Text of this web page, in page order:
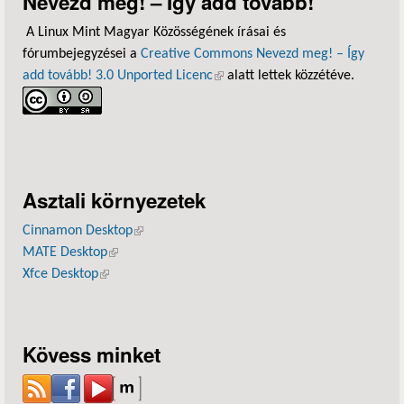
A Linux Mint Magyar Közösségének írásai és
fórumbejegyzései a Creative Commons Nevezd meg! – Így
add tovább! 3.0 Unported Licenc(külső hivatkozás)
alatt lettek közzétéve.
Asztali környezetek
Cinnamon Desktop(külső hivatkozás)
MATE Desktop(külső hivatkozás)
Xfce Desktop(külső hivatkozás)
Kövess minket